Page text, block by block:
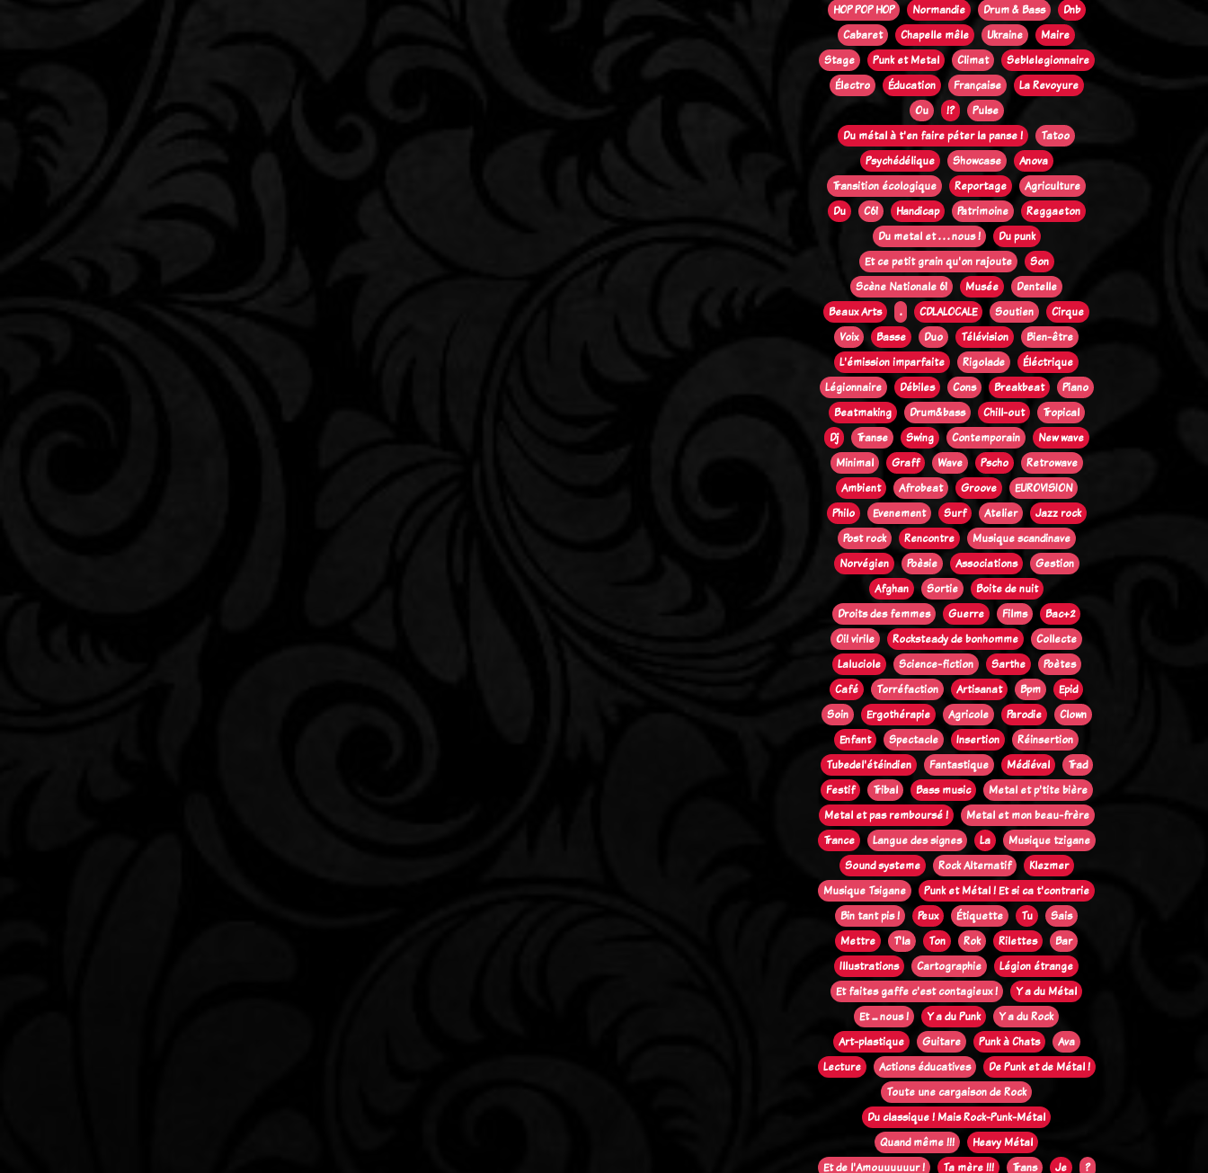
HOP POP HOP
Normandie Drum & Bass
Dnb
Cabaret
Chapelle mêle Ukraine
Maire
Stage
Punk et Metal Climat
Seblelegionnaire
Électro
Éducation Française
La Revoyure
Ou
!?
Pulse
Du métal à t'en faire péter la panse !
Tatoo
Psychédélique
Showcase
Anova
Transition écologique
Reportage
Agriculture
Du
C61 Handicap Patrimoine
Reggaeton
Du metal et . . . nous !
Du punk
Et ce petit grain qu'on rajoute
Son
Scène Nationale 61
Musée
Dentelle
Beaux Arts
. CDLALOCALE Soutien
Cirque
Voix
Basse Duo Télévision
Bien-être
L'émission imparfaite
Rigolade
Éléctrique
Légionnaire
Débiles Cons Breakbeat
Piano
Beatmaking
Drum&bass Chill-out
Tropical
Dj
Transe Swing Contemporain
New wave
Minimal
Graff Wave Pscho
Retrowave
Ambient
Afrobeat Groove
EUROVISION
Philo
Evenement Surf Atelier
Jazz rock
Post rock
Rencontre
Musique scandinave
Norvégien
Poèsie Associations
Gestion
Afghan
Sortie
Boite de nuit
Droits des femmes
Guerre Films
Bac+2
Oi! virile
Rocksteady de bonhomme
Collecte
Laluciole
Science-fiction Sarthe
Poètes
Café
Torréfaction Artisanat Bpm
Epid
Soin
Ergothérapie Agricole Parodie
Clown
Enfant
Spectacle Insertion
Réinsertion
Tubedel'étéindien
Fantastique Médiéval
Trad
Festif
Tribal Bass music
Metal et p'tite bière
Metal et pas remboursé !
Metal et mon beau-frère
Trance
Langue des signes La
Musique tzigane
Sound systeme
Rock Alternatif
Klezmer
Musique Tsigane
Punk et Métal ! Et si ca t'contrarie
Bin tant pis !
Peux Étiquette Tu
Sais
Mettre
T'la Ton Rok Rilettes
Bar
Illustrations
Cartographie
Légion étrange
Et faites gaffe c'est contagieux !
Y a du Métal
Et ... nous !
Y a du Punk
Y a du Rock
Art-plastique
Guitare Punk à Chats
Ava
Lecture
Actions éducatives
De Punk et de Métal !
Toute une cargaison de Rock
Du classique ! Mais Rock-Punk-Métal
Quand même !!!
Heavy Métal
Et de l'Amouuuuuur !
Ta mère !!! Trans Je ?